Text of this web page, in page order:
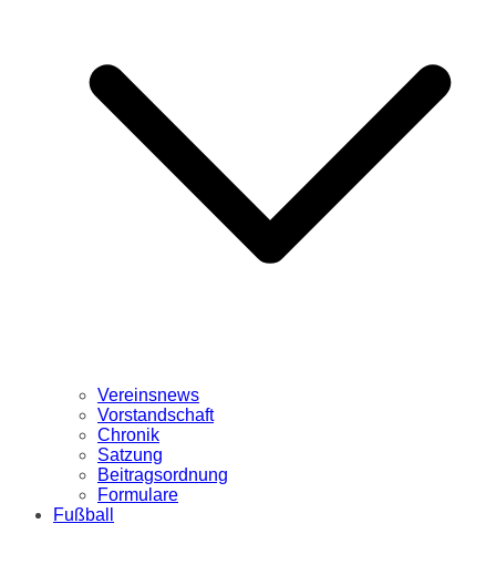
Vereinsnews
Vorstandschaft
Chronik
Satzung
Beitragsordnung
Formulare
Fußball